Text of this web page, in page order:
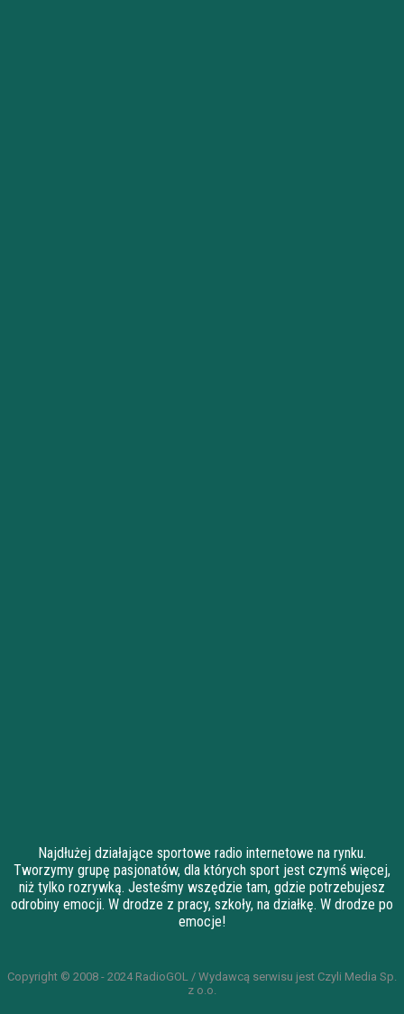
Najdłużej działające sportowe radio internetowe na rynku.
Tworzymy grupę pasjonatów, dla których sport jest czymś więcej,
niż tylko rozrywką. Jesteśmy wszędzie tam, gdzie potrzebujesz
odrobiny emocji. W drodze z pracy, szkoły, na działkę. W drodze po
emocje!
Copyright © 2008 - 2024 RadioGOL / Wydawcą serwisu jest Czyli Media Sp.
z o.o.